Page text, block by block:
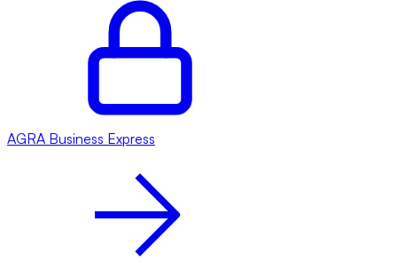
AGRA Business Express